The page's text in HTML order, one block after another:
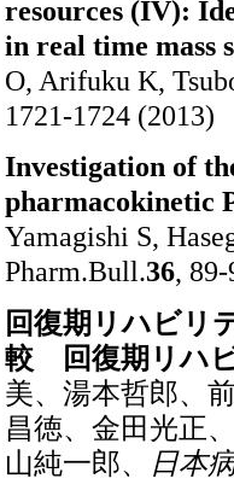
resources (IV):
in real time mass
O, Arifuku K,
1721-1724 (2013)
Investigation of
pharmacokinetic
Yamagishi S,
Pharm.Bull.36, 89-
回復期リハビリ
較 回復期リハ
美、湯本哲郎、
昌徳、金田光正
山純一郎、
日本